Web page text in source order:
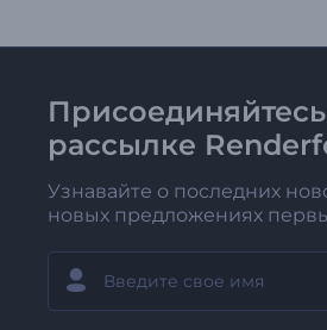
рассылке
Узнавайте о последних
новых предложениях